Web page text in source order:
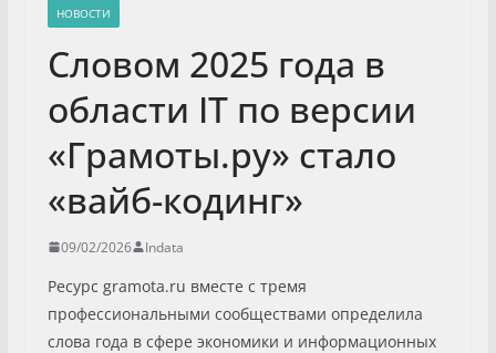
НОВОСТИ
Словом 2025 года в
области IT по версии
«Грамоты.ру» стало
«вайб-кодинг»
09/02/2026 Indata
Ресурс gramota.ru вместе с тремя
профессиональными сообществами определила
слова года в сфере экономики и информационных